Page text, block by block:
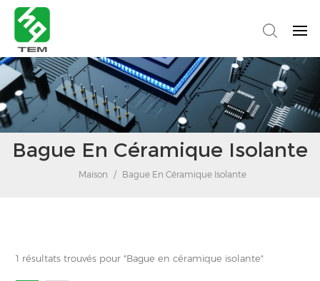
Bague En Céramique Isolante
Maison / Bague En Céramique Isolante
1 résultats trouvés pour "Bague en céramique isolante"